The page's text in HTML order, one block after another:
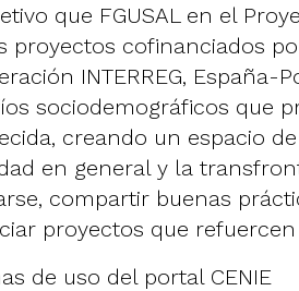
que FGUSAL en el
proyectos cofinanciados
INTERREG, España-
sociodemográficos que
creando un espacio
en general y la
compartir buenas
proyectos que
de uso del portal CENIE